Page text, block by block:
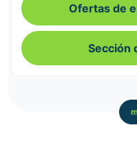
Ofertas de
Sección